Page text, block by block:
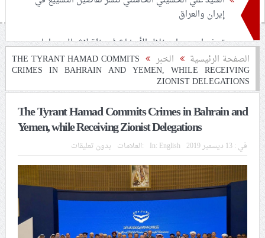
تحذيرات من استغلال الأوضاع في غزّة لإشعال صراعات
داخليّة تخدم الاحتلال
ملفّ إنسانيّ مؤلم.. الأسيرات الفلسطينيّات بين القمع
والإهمال الطبي
55 مأتمًا وحسينيّة يعترضون على الإجراءات القمعيّة للنظام
في موسم عاشوراء
ويعتقل العشرات من الشبّان
الموقف الأسبوعيّ: شعب البحرين سيقطع الأيدي التي تنال
من شعائر عاشوراء.. ولن يساوم على هويّته وقيمه في
الحريّة والتحرير
الصفحة الرئيسية الخبر THE TYRANT HAMAD COMMITS
CRIMES IN BAHRAIN AND YEMEN, WHILE RECEIVING
ZIONIST DELEGATIONS
The Tyrant Hamad Commits Crimes in Bahrain and
Yemen, while Receiving Zionist Delegations
في :13 ديسمبر 2019 In:English بدون تعليقات